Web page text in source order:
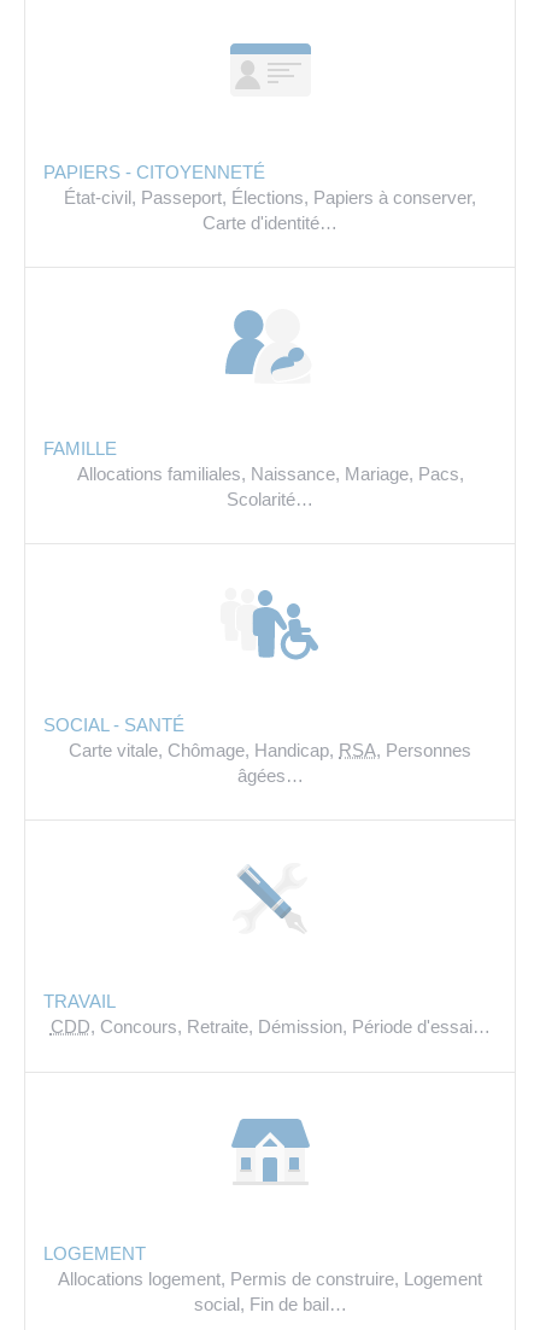
Annuaire de contacts
PAPIERS - CITOYENNETÉ
État-civil, Passeport, Élections, Papiers à conserver,
Carte d'identité…
FAMILLE
Allocations familiales, Naissance, Mariage, Pacs,
Scolarité…
SOCIAL - SANTÉ
Carte vitale, Chômage, Handicap, RSA, Personnes
âgées…
TRAVAIL
CDD, Concours, Retraite, Démission, Période d'essai…
LOGEMENT
Allocations logement, Permis de construire, Logement
social, Fin de bail…